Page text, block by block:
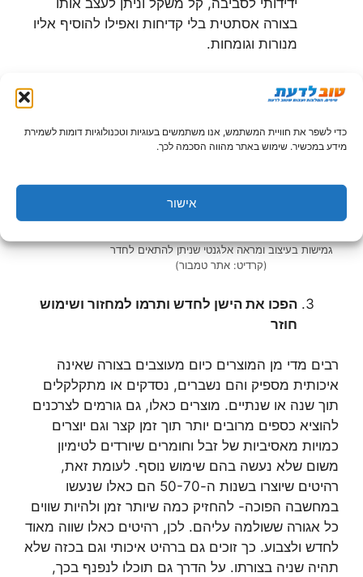
כדי לשפר את חוויית המשתמש, אנו משתמשים בעוגיות וטכנולוגיות דומות לשמירת
מידע במכשיר. שימוש באתר מהווה הסכמה לכך.
אישור
בצורה אסתטית בלי קדיחות ואפילו להוסיף אליו
מנורות וגומחות.
גמישות בעיצוב ומראה אלגנטי שניתן להתאים לחדר
(קרדיט: אתר טמבור)
הפכו את הישן לחדש ותרמו למחזור ושימוש
חוזר
רבים מדי מן המוצרים כיום מעוצבים בצורה שאינה
איכותית מספיק והם נשברים, נסדקים או מתקלקלים
תוך שנה או שנתיים. מוצרים כאלו, גם גורמים לצרכנים
להוציא כספים מרובים יותר תוך זמן קצר וגם יוצרים
כמויות מאסיביות של זבל וחומרים שיורדים לטימיון
משום שלא נעשה בהם שימוש נוסף. לעומת זאת,
רהיטים שיוצרו בשנות ה-50-70 הם כאלו שנעשו
במחשבה הפוכה- להחזיק כמה שיותר זמן ולהיות שווים
כל אגורה ששולמה עליהם. לכן, רהיטים כאלו שווה מאוד
לחדש ולצבוע. כך זוכים גם ברהיט איכותי וגם בכזה שלא
תהיה שניה בצורתו. על הדרך גם תוכלו לנפנף בכך,